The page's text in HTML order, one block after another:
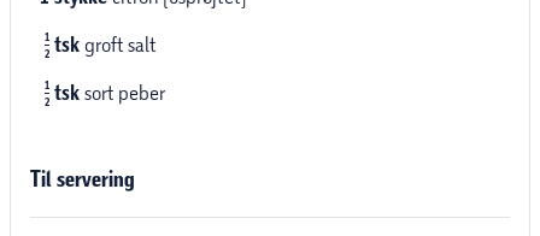
1
2 tsk groft salt
1
2 tsk sort peber
Til servering